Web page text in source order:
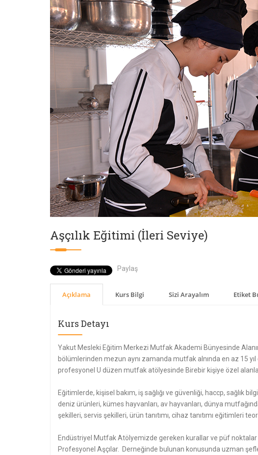
Aşçılık Eğitimi (İleri Seviye)
Paylaş
Açıklama Kurs Bilgi Sizi Arayalım Etiket
Kurs Detayı
Yakut Mesleki Eğitim Merkezi Mutfak Akademi Bünyesinde
bölümlerinden mezun aynı zamanda mutfak alnında en az 15
profesyonel U düzen mutfak atölyesinde Birebir kişiye özel
Eğitimlerde, kişisel bakım, iş sağlığı ve güvenliği, haccp, sağlık
deniz ürünleri, kümes hayvanları, av hayvanları, dünya
şekilleri, servis şekilleri, ürün tanıtımı, cihaz tanıtımı eğitimleri
Endüstriyel Mutfak Atölyemizde gereken kurallar ve püf noktalar
Profesyonel Aşçılar. Derneğinde bulunan konusunda uzman